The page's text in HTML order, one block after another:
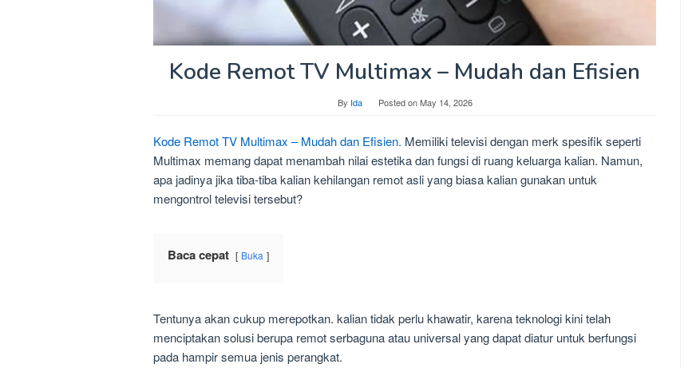
Kode Remot TV Multimax – Mudah dan Efisien
By Ida Posted onMay 14, 2026
Kode Remot TV Multimax – Mudah dan Efisien. Memiliki televisi dengan merk spesifik seperti
Multimax memang dapat menambah nilai estetika dan fungsi di ruang keluarga kalian. Namun,
apa jadinya jika tiba-tiba kalian kehilangan remot asli yang biasa kalian gunakan untuk
mengontrol televisi tersebut?
Baca cepat Buka
Tentunya akan cukup merepotkan. kalian tidak perlu khawatir, karena teknologi kini telah
menciptakan solusi berupa remot serbaguna atau universal yang dapat diatur untuk berfungsi
pada hampir semua jenis perangkat.